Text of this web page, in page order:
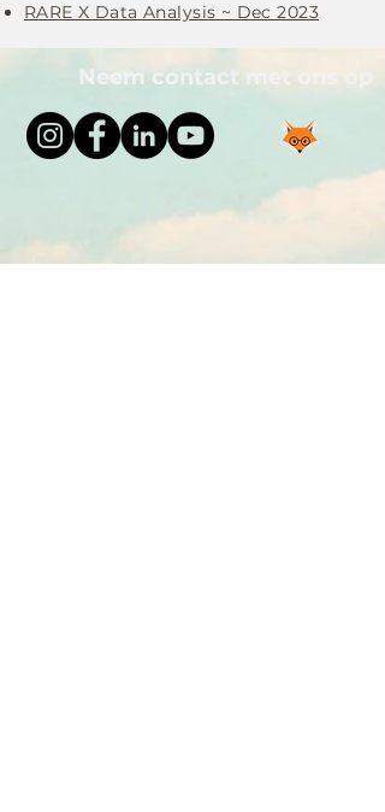
RARE X Data Analysis ~ Dec 2023
Neem contact met ons op